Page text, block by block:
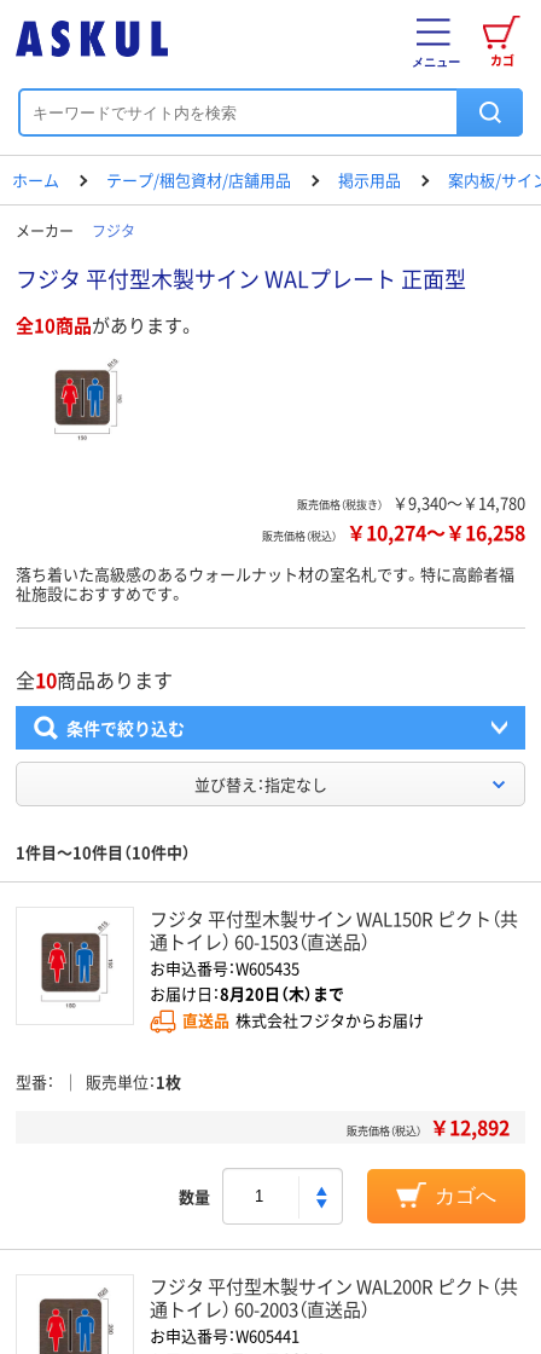
カゴ
メニュー
ホーム テープ/梱包資材/店舗用品 掲示用品 案内板/サイ
メーカー フジタ
フジタ 平付型木製サイン WALプレート 正面型
全10商品があります。
販売価格（税抜き） ￥9,340～￥14,780
販売価格（税込） ￥10,274～￥16,258
落ち着いた高級感のあるウォールナット材の室名札です。特に高齢者福
祉施設におすすめです。
全10商品あります
条件で絞り込む
並び替え：指定なし
1件目～10件目（10件中）
フジタ 平付型木製サイン WAL150R ピクト（共
通トイレ） 60-1503（直送品）
お申込番号：W605435
お届け日：8月20日（木）まで
直送品 株式会社フジタからお届け
型番 販売単位 1枚
販売価格（税込） ￥12,892
数量 カゴへ
フジタ 平付型木製サイン WAL200R ピクト（共
通トイレ） 60-2003（直送品）
お申込番号：W605441